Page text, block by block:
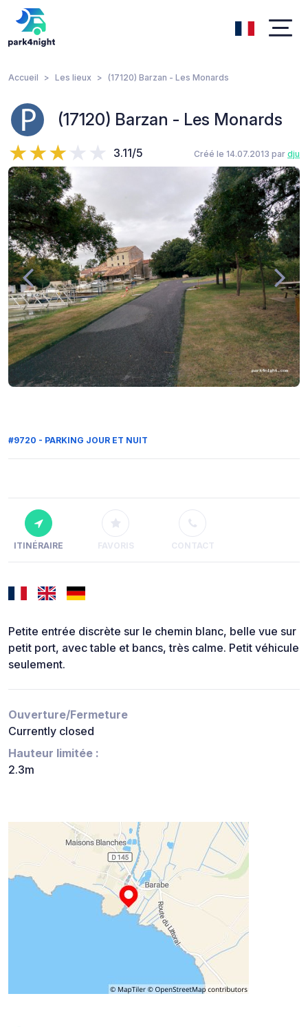
Accueil Les lieux (17120) Barzan - Les Monards
(17120) Barzan - Les Monards
3.11/5 Créé le 14.07.2013 par dju
#9720 - PARKING JOUR ET NUIT
ITINÉRAIRE FAVORIS CONTACT
Petite entrée discrète sur le chemin blanc, belle vue sur
petit port, avec table et bancs, très calme. Petit véhicule
seulement.
Ouverture/Fermeture
Currently closed
Hauteur limitée :
2.3m